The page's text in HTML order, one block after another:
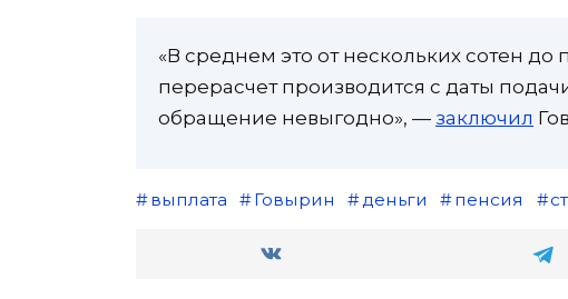
«В среднем это от нескольких сотен
перерасчет производится с даты
обращение невыгодно», — заключил
выплата Говырин деньги пенсия